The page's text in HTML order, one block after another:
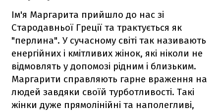
Ім'я Маргарита прийшло до нас зі
Стародавньої Греції та трактується як
"перлина". У сучасному світі так називають
енергійних і кмітливих жінок, які ніколи не
відмовлять у допомозі рідним і близьким.
Маргарити справляють гарне враження на
людей завдяки своїй турботливості. Такі
жінки дуже прямолінійні та наполегливі,